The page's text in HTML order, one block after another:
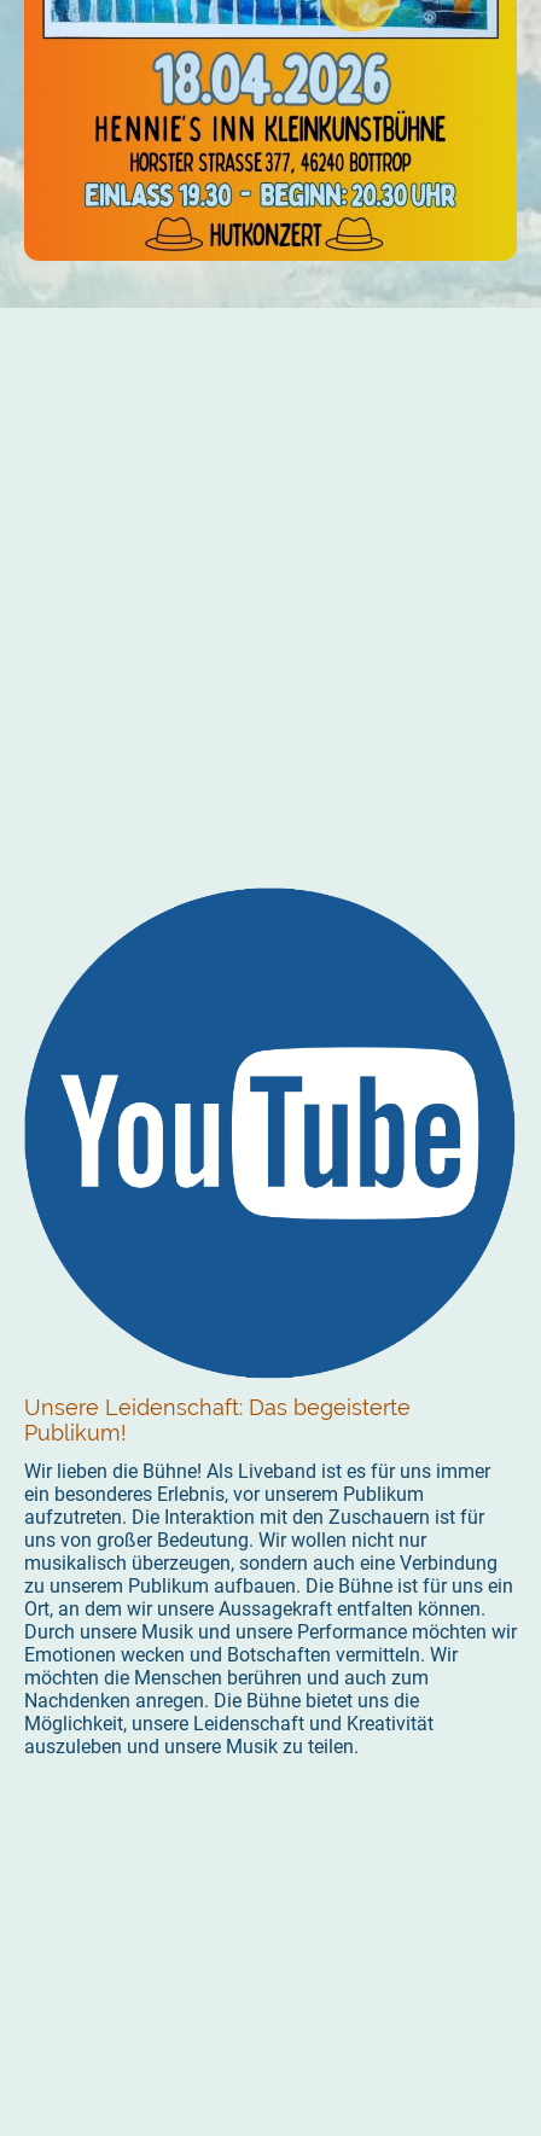
Unsere Leidenschaft: Das begeisterte
Publikum!
Wir lieben die Bühne! Als Liveband ist es für uns immer
ein besonderes Erlebnis, vor unserem Publikum
aufzutreten. Die Interaktion mit den Zuschauern ist für
uns von großer Bedeutung. Wir wollen nicht nur
musikalisch überzeugen, sondern auch eine Verbindung
zu unserem Publikum aufbauen. Die Bühne ist für uns ein
Ort, an dem wir unsere Aussagekraft entfalten können.
Durch unsere Musik und unsere Performance möchten wir
Emotionen wecken und Botschaften vermitteln. Wir
möchten die Menschen berühren und auch zum
Nachdenken anregen. Die Bühne bietet uns die
Möglichkeit, unsere Leidenschaft und Kreativität
auszuleben und unsere Musik zu teilen.